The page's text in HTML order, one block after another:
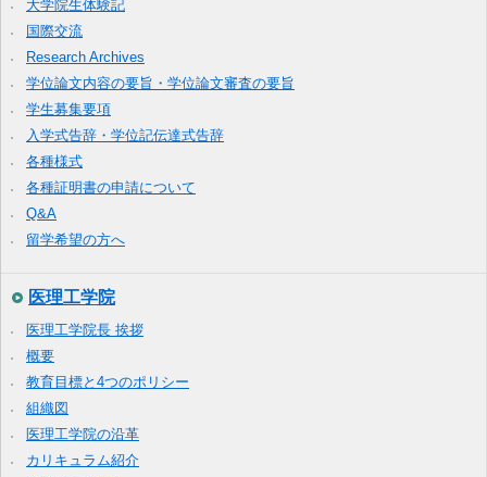
大学院生体験記
国際交流
Research Archives
学位論文内容の要旨・学位論文審査の要旨
学生募集要項
入学式告辞・学位記伝達式告辞
各種様式
各種証明書の申請について
Q&A
留学希望の方へ
医理工学院
医理工学院長 挨拶
概要
教育目標と4つのポリシー
組織図
医理工学院の沿革
カリキュラム紹介